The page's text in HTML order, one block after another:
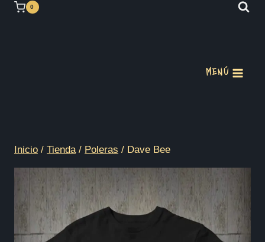
Saltar 0
MENÚ
Inicio / Tienda / Poleras / Dave Bee